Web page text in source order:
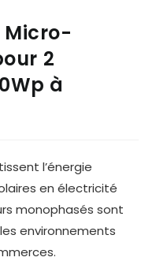
Micro-
2
à
l’énergie
en électricité
monophasés sont
environnements